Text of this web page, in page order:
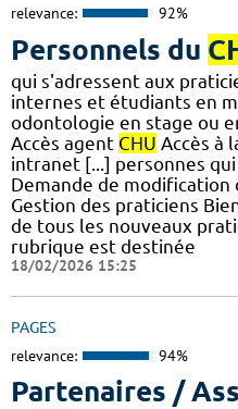
relevance: 92%
Personnels du
qui s'adressent aux
internes et étudiants en
odontologie en stage ou
Accès agent CHU Accès à
intranet [...] personnes
Demande de modification
Gestion des praticiens
de tous les nouveaux
rubrique est destinée
18/02/2026 15:25
PAGES
relevance: 94%
Partenaires /